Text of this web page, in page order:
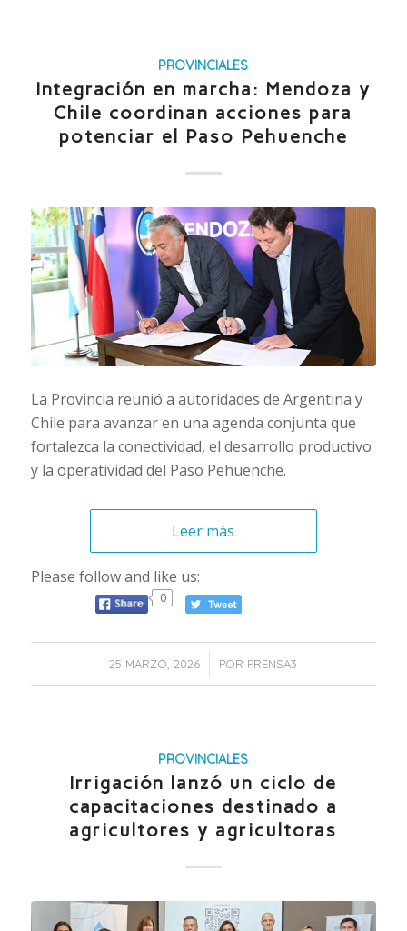
PROVINCIALES
Integración en marcha: Mendoza y
Chile coordinan acciones para
potenciar el Paso Pehuenche
La Provincia reunió a autoridades de Argentina y
Chile para avanzar en una agenda conjunta que
fortalezca la conectividad, el desarrollo productivo
y la operatividad del Paso Pehuenche.
Leer más
Please follow and like us:
0
25 MARZO, 2026
/ POR PRENSA3
PROVINCIALES
Irrigación lanzó un ciclo de
capacitaciones destinado a
agricultores y agricultoras